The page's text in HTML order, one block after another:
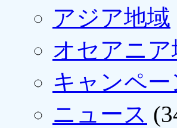
アジア地域
オセアニア
キャンペー
ニュース